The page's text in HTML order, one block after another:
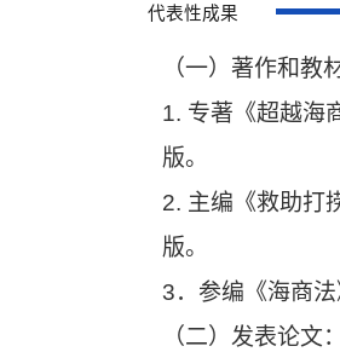
代表性成果
（一）著作和教
1. 专著《超越海
版。
2. 主编《救助打
版。
3．参编《海商
（二）发表论文